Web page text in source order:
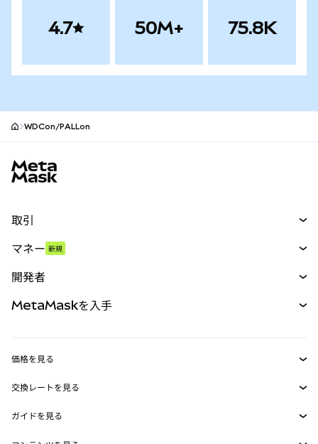
4.7 50M+ 75.8K
WDCon/PALLon
取引
パーペチュアル
RWA
マネー 新規
開発者
MetaMask Connect
Snaps
MetaMaskを入手
セキュリティ
価格を見る
イーサリアムの価格
Solanaの価格
交換レートを見る
ETH→USD
ガイドを見る